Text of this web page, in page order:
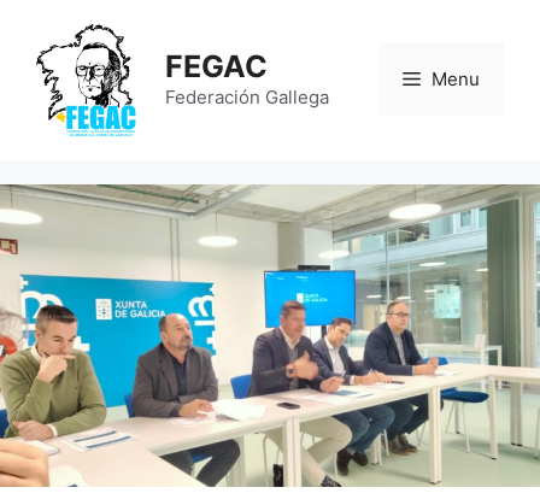
contenido
FEGAC
Federación Gallega
Menu